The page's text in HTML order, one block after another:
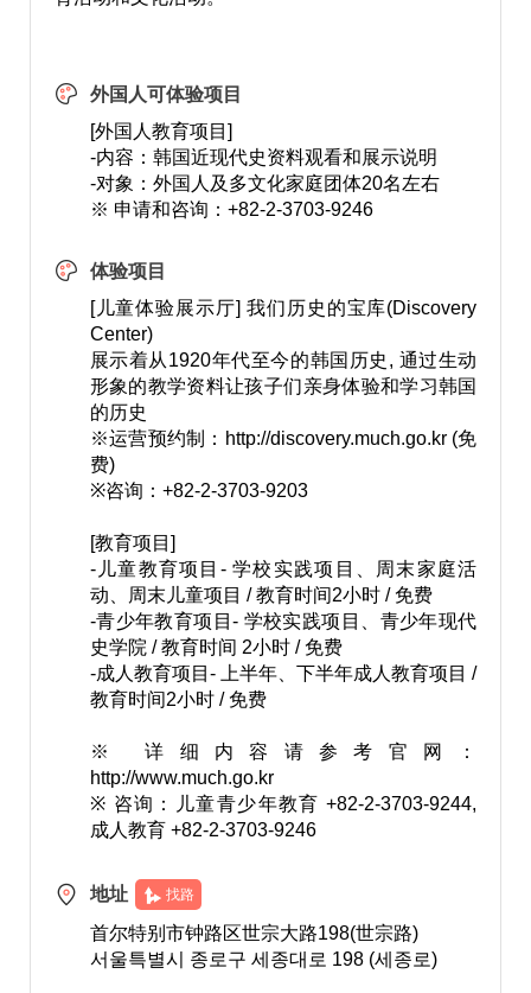
外国人可体验项目
[外国人教育项目]
-内容：韩国近现代史资料观看和展示说明
-对象：外国人及多文化家庭团体20名左右
※ 申请和咨询：+82-2-3703-9246
体验项目
[儿童体验展示厅] 我们历史的宝库(Discovery
Center)
展示着从1920年代至今的韩国历史, 通过生动
形象的教学资料让孩子们亲身体验和学习韩国
的历史
※运营预约制： http://discovery.much.go.kr(免
费)
※咨询：+82-2-3703-9203
[教育项目]
-儿童教育项目- 学校实践项目、周末家庭活
动、周末儿童项目 / 教育时间2小时 / 免费
-青少年教育项目- 学校实践项目、青少年现代
史学院 / 教育时间 2小时 / 免费
-成人教育项目- 上半年、下半年成人教育项目 /
教育时间2小时 / 免费
※ 详细内容请参考官网：
http://www.much.go.kr
※ 咨询：儿童青少年教育 +82-2-3703-9244,
成人教育 +82-2-3703-9246
地址 找路
首尔特别市钟路区世宗大路198(世宗路)
서울특별시 종로구 세종대로 198 (세종로)